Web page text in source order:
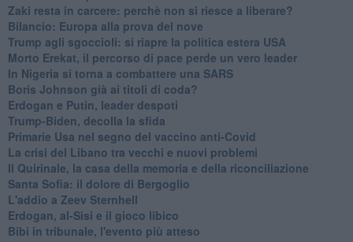
Zaki resta in carcere: perchè non si riesce a liberare?
Bilancio: Europa alla prova del nove
Trump agli sgoccioli: si riapre la politica estera USA
Morto Erekat, il percorso di pace perde un vero leader
In Nigeria si torna a combattere una SARS
Boris Johnson già ai titoli di coda?
Erdogan e Putin, leader despoti
Trump-Biden, decolla la sfida
Primarie Usa nel segno del vaccino anti-Covid
La crisi del Libano tra vecchi e nuovi problemi
Il Quirinale, la casa della memoria e della riconciliazione
Santa Sofia: il dolore di Bergoglio
L'addio a ​Zeev Sternhell
Erdogan, al-Sisi e il gioco libico
Bibi in tribunale, l'evento più atteso